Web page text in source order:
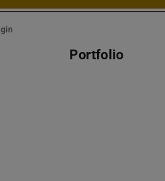
Portfolio